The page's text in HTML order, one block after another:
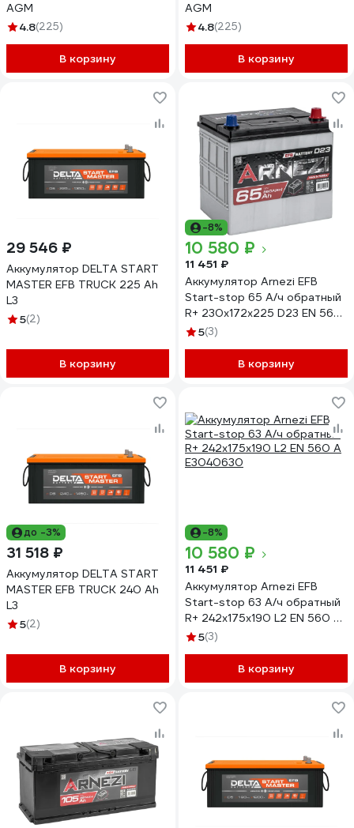
AGM
4.8(225)
В корзину
AGM
4.8(225)
В корзину
29 546 ₽
Аккумулятор DELTA START
MASTER EFB TRUCK 225 Ah
L3
5(2)
В корзину
-8%
10 580 ₽
11 451 ₽
Аккумулятор Arnezi EFB
Start-stop 65 А/ч обратный
R+ 230x172x225 D23 EN 560
А E3170650
5(3)
В корзину
до -3%
31 518 ₽
Аккумулятор DELTA START
MASTER EFB TRUCK 240 Ah
L3
5(2)
В корзину
-8%
10 580 ₽
11 451 ₽
Аккумулятор Arnezi EFB
Start-stop 63 А/ч обратный
R+ 242x175x190 L2 EN 560 А
E3040630
5(3)
В корзину